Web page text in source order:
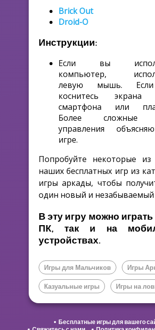
Brick Out
Droid-O
Инструкции:
Если вы
компьютер,
левую мышь.
коснитесь экрана
смартфона или
Более сложные
управления
игре.
Попробуйте некоторые из
наших бесплатных игр из
игры аркады, чтобы
один новый и
В эту игру можно играть
ПК, так и на
устройствах.
Игры для Мальчиков Игры
Казуальные игры Игры на
Бесплатные игры для вашего